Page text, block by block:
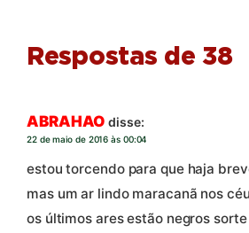
Respostas de 38
ABRAHAO disse:
22 de maio de 2016 às 00:04
estou torcendo para que haja
mas um ar lindo maracanã nos
os últimos ares estão negros